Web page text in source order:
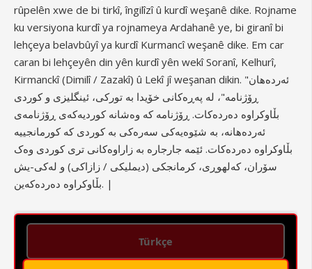
rûpelên xwe de bi tirkî, îngilîzî û kurdî weşanê dike. Rojname
ku versiyona kurdî ya rojnameya Ardahanê ye, bi giranî bi
lehçeya belavbûyî ya kurdî Kurmancî weşanê dike. Em car
caran bi lehçeyên din yên kurdî yên wekî Soranî, Kelhurî,
Kirmanckî (Dimilî / Zazakî) û Lekî jî weşanan dikin. "ئەردەهان
ڕۆژنامە"، لە پەڕەکانی خۆیدا بە تورکی، ئینگلیزی و کوردی
بڵاوکراوە دەردەکات. ڕۆژنامە کە وەشانە کوردیەکەی ڕۆژنامەی
ئەردەهانە، بە شێوەیەکی سەرەکی بە کوردی کە کورمانجییە
بڵاوکراوە دەردەکات. ئێمە جارجارە بە زاراوەکانی تری کوردی وەک
سۆران، کەلهوڕی، کرمانجکی (دیملیکی / زازاکی) و لەکی-یش
بڵاوکراوە دەردەکەین. |
Türkçe